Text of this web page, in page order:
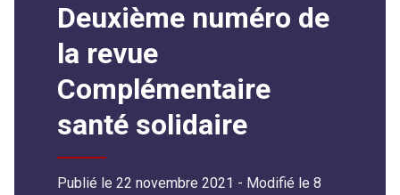
Deuxième numéro de
la revue
Complémentaire
santé solidaire
Publié le 22 novembre 2021 - Modifié le 8